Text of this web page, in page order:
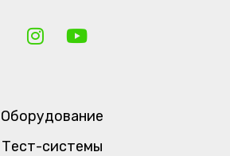
Оборудование
Тест-системы